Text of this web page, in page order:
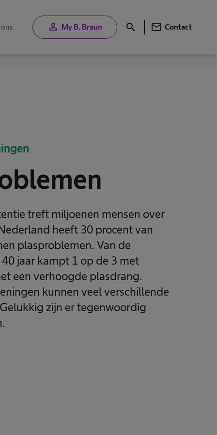
person My B. Braun search mail Contact
treft miljoenen mensen over
heeft 30 procent van
plasproblemen. Van de
jaar kampt 1 op de 3 met
een verhoogde plasdrang.
kunnen veel verschillende
zijn er tegenwoordig